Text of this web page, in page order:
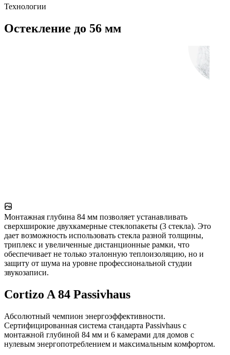
Технологии
Остекление до 56 мм
Монтажная глубина 84 мм позволяет устанавливать
сверхширокие двухкамерные стеклопакеты (3 стекла). Это
дает возможность использовать стекла разной толщины,
триплекс и увеличенные дистанционные рамки, что
обеспечивает не только эталонную теплоизоляцию, но и
защиту от шума на уровне профессиональной студии
звукозаписи.
Cortizo A 84 Passivhaus
Абсолютный чемпион энергоэффективности.
Сертифицированная система стандарта Passivhaus с
монтажной глубиной 84 мм и 6 камерами для домов с
нулевым энергопотреблением и максимальным комфортом.